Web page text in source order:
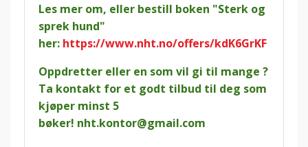
Les mer om, eller bestill boken "Sterk og
sprek hund"
her: https://www.nht.no/offers/kdK6GrKF
Oppdretter eller en som vil gi til mange ?
Ta kontakt for et godt tilbud til deg som
kjøper minst 5
bøker! nht.kontor@gmail.com